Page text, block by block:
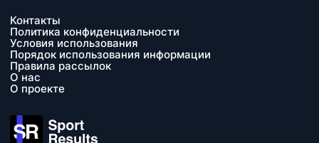
Контакты
Политика конфиденциальности
Условия использования
Порядок использования информации
Правила рассылок
О нас
О проекте